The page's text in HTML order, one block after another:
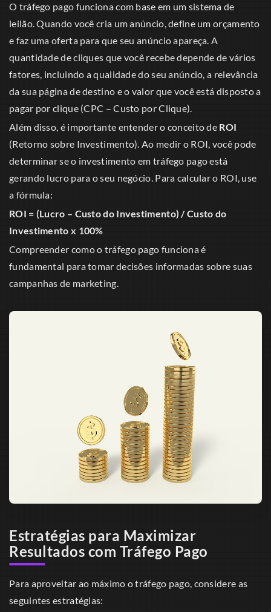
O tráfego pago funciona com base em um sistema de
leilão. Quando você cria um anúncio, define um orçamento
e faz uma oferta para que seu anúncio apareça. A
quantidade de cliques que você recebe depende de vários
fatores, incluindo a qualidade do seu anúncio, a relevância
da sua página de destino e o valor que você está disposto a
pagar por clique (CPC – Custo por Clique).
Além disso, é importante entender o conceito de ROI
(Retorno sobre Investimento). Ao medir o ROI, você pode
determinar se o investimento em tráfego pago está
gerando lucro para o seu negócio. Para calcular o ROI, use
a fórmula:
ROI = (Lucro – Custo do Investimento) / Custo do
Investimento x 100%
Compreender como o tráfego pago funciona é
fundamental para tomar decisões informadas sobre suas
campanhas de marketing.
Estratégias para Maximizar
Resultados com Tráfego Pago
Para aproveitar ao máximo o tráfego pago, considere as
seguintes estratégias: